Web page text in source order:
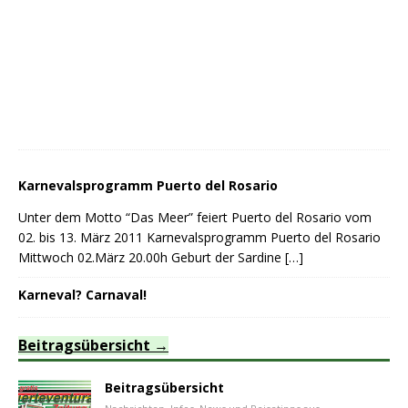
Karnevalsprogramm Puerto del Rosario
Unter dem Motto “Das Meer” feiert Puerto del Rosario vom
02. bis 13. März 2011 Karnevalsprogramm Puerto del Rosario
Mittwoch 02.März 20.00h Geburt der Sardine […]
Karneval? Carnaval!
Beitragsübersicht
Beitragsübersicht